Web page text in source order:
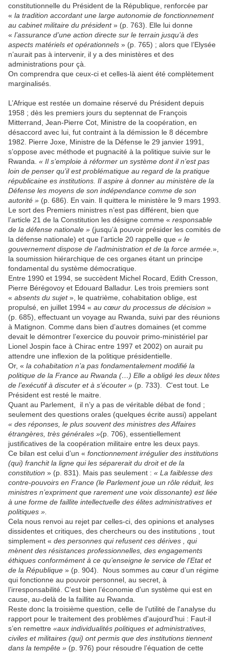
constitutionnelle du Président de la République, renforcée par
« la tradition accordant une large autonomie de fonctionnement
au cabinet militaire du président» (p. 763). Elle lui donne
« l’assurance d’une action directe sur le terrain jusqu’à des
aspects matériels et opérationnels » (p. 765) ; alors que l’Elysée
n’aurait pas à intervenir, il y a des ministères et des
administrations pour çà.
On comprendra que ceux-ci et celles-là aient été complètement
marginalisés.
L’Afrique est restée un domaine réservé du Président depuis
1958 ; dès les premiers jours du septennat de François
Mitterrand, Jean-Pierre Cot, Ministre de la coopération, en
désaccord avec lui, fut contraint à la démission le 8 décembre
1982. Pierre Joxe, Ministre de la Défense le 29 janvier 1991,
s’oppose avec méthode et pugnacité à la politique suivie sur le
Rwanda. « Il s’emploie à réformer un système dont il n’est pas
loin de penser qu’il est problématique au regard de la pratique
républicaine es institutions. Il aspire à donner au ministère de la
Défense les moyens de son indépendance comme de son
autorité » (p. 686). En vain. Il quittera le ministère le 9 mars 1993.
Le sort des Premiers ministres n’est pas différent, bien que
l’article 21 de la Constitution les désigne comme « responsable
de la défense nationale » (jusqu’à pouvoir présider les comités de
la défense nationale) et que l’article 20 rappelle que « le
gouvernement dispose de l’administration et de la force armée. »,
la soumission hiérarchique de ces organes étant un principe
fondamental du système démocratique.
Entre 1990 et 1994, se succèdent Michel Rocard, Edith Cresson,
Pierre Bérégovoy et Edouard Balladur. Les trois premiers sont
« absents du sujet», le quatrième, cohabitation oblige, est
propulsé, en juillet 1994 « au cœur du processus de décision »
(p. 685), effectuant un voyage au Rwanda, suivi par des réunions
à Matignon. Comme dans bien d’autres domaines (et comme
devait le démontrer l’exercice du pouvoir primo-ministériel par
Lionel Jospin face à Chirac entre 1997 et 2002) on aurait pu
attendre une inflexion de la politique présidentielle.
Or, « la cohabitation n’a pas fondamentalement modifié la
politique de la France au Rwanda (…) Elle a obligé les deux têtes
de l’exécutif à discuter et à s’écouter » (p. 733). C'est tout. Le
Président est resté le maitre.
Quant au Parlement,
il n’y a pas de véritable débat de fond ;
seulement des questions orales (quelques écrite aussi) appelant
« des réponses, le plus souvent des ministres des Affaires
étrangères, très générales »(p. 706), essentiellement
justificatives de la coopération militaire entre les deux pays.
Ce bilan est celui d’un « fonctionnement irrégulier des institutions
(qui) franchit la ligne qui les séparerait du droit et de la
constitution » (p. 831). Mais pas seulement : « La faiblesse des
contre-pouvoirs en France (le Parlement joue un rôle réduit, les
ministres n’expriment que rarement une voix dissonante) est liée
à une forme de faillite intellectuelle des élites administratives et
politiques ».
Cela nous renvoi au rejet par celles-ci, des opinions et analyses
dissidentes et critiques, des chercheurs ou des institutions , tout
simplement « des personnes qui refusent ces dérives , qui
mènent des résistances professionnelles, des engagements
éthiques conformément à ce qu’enseigne le service de l’Etat et
de la République » (p. 904).
Nous sommes au cœur d’un régime
qui fonctionne au pouvoir personnel, au secret, à
l’irresponsabilité. C’est bien l’économie d’un système qui est en
cause, au-delà de la faillite au Rwanda.
Reste donc la troisième question, celle de l'utilité de l'analyse du
rapport pour le traitement des problèmes d'aujourd'hui : Faut-il
s’en remettre «aux individualités politiques et administratives,
civiles et militaires (qui) ont permis que des institutions tiennent
dans la tempête » (p. 976) pour résoudre l’équation de cette